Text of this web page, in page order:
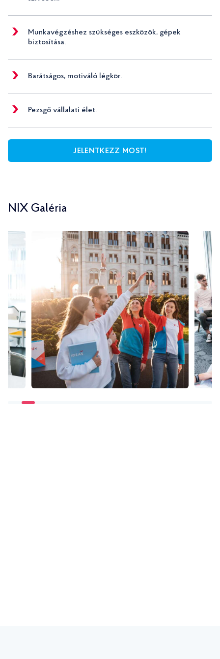
Munkavégzéshez szükséges eszközök, gépek
biztosítása.
Barátságos, motiváló légkör.
Pezsgő vállalati élet.
JELENTKEZZ MOST!
NIX Galéria